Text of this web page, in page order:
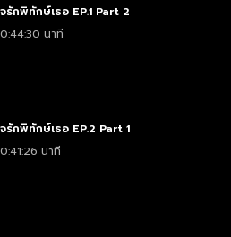
รักพิทักษ์เธอ EP.1 Part 2
0:44:30 นาที
รักพิทักษ์เธอ EP.2 Part 1
0:41:26 นาที